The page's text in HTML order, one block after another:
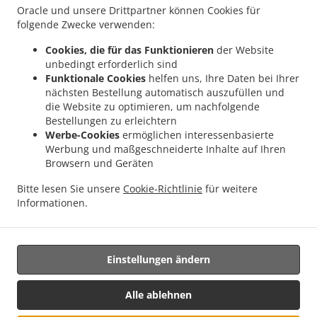
Oracle und unsere Drittpartner können Cookies für
folgende Zwecke verwenden:
Cookies, die für das Funktionieren der Website
unbedingt erforderlich sind
Funktionale Cookies helfen uns, Ihre Daten bei Ihrer
nächsten Bestellung automatisch auszufüllen und
die Website zu optimieren, um nachfolgende
Bestellungen zu erleichtern
Werbe-Cookies ermöglichen interessenbasierte
Werbung und maßgeschneiderte Inhalte auf Ihren
Browsern und Geräten
Bitte lesen Sie unsere Cookie-Richtlinie für weitere
Informationen.
Alle ablehnen
Einstellungen ändern
Wendel Niederlinxweiler . Kebab Lieferservice Sankt Wendel Dörrenbach
Kebab Lieferservice Schiffweiler Landsweiler-Reden . Kebab Lieferservice Schiffweiler
Stennweiler
. Kebab Lieferservice Schiffweiler Heiligenwald
Schiffweiler Bildstock
. Kebab Lieferservice Schiffweiler Hüttigweiler .
Lieferservice Schiffweiler
. Kebab Lieferservice Bexbach Frankenholz
Lieferservice Bexbach . Kebab Lieferservice Illingen Welschbach
Illingen Hüttigweiler
. Kebab Lieferservice Illingen . Kebab Lieferservice Merchweiler
Wemmetsweiler
. Kebab Lieferservice Merchweiler .
Kebab Lieferservice Spiesen-Elversberg . Kebab Lieferservice Breitenbach
Essen zum mitnehmen und zum Liefern
Unterstützt von:
panopixoo.de | info@panopixoo.de